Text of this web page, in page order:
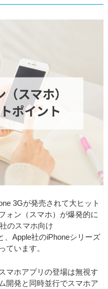
3Gが発売されて大ヒット
ォン（スマホ）が爆発的に
のスマホ向け
、Apple社のiPhoneシリーズ
ています。
マホアプリの登場は無視す
開発と同時並行でスマホア